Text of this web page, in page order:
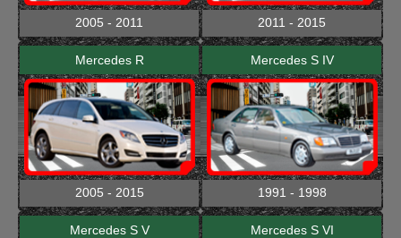
2005 - 2011 2011 - 2015
Mercedes R
2005 - 2015
Mercedes S IV
1991 - 1998
Mercedes S V Mercedes S VI